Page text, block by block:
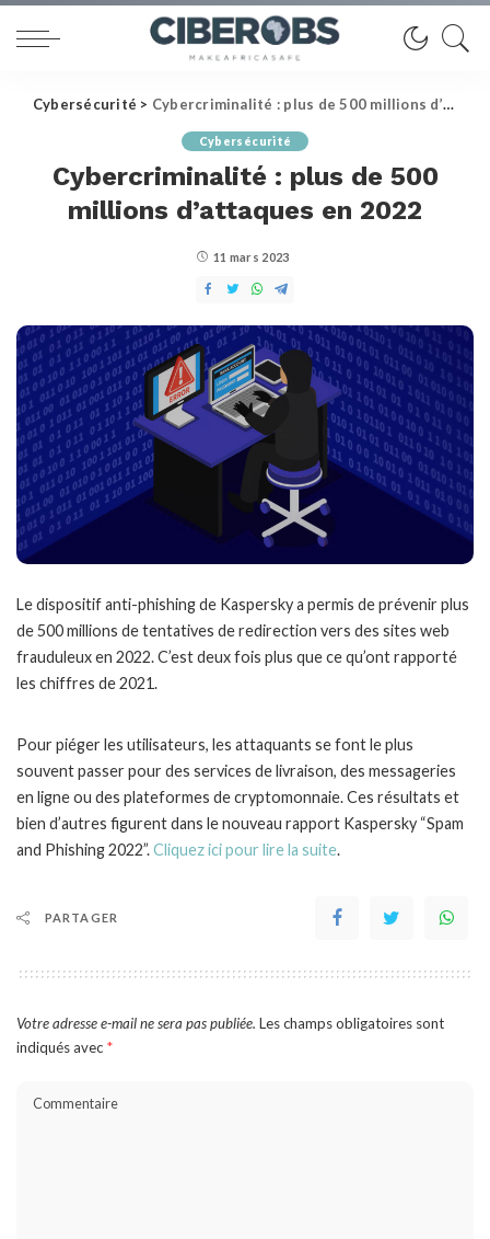
Cybersécurité > Cybercriminalité : plus de 500 millions d’attaques en 2022
Cybersécurité
Cybercriminalité : plus de 500
millions d’attaques en 2022
11 mars 2023
Le dispositif anti-phishing de Kaspersky a permis de prévenir plus
de 500 millions de tentatives de redirection vers des sites web
frauduleux en 2022. C’est deux fois plus que ce qu’ont rapporté
les chiffres de 2021.
Pour piéger les utilisateurs, les attaquants se font le plus
souvent passer pour des services de livraison, des messageries
en ligne ou des plateformes de cryptomonnaie. Ces résultats et
bien d’autres figurent dans le nouveau rapport Kaspersky “Spam
and Phishing 2022”.Cliquez ici pour lire la suite.
PARTAGER
Votre adresse e-mail ne sera pas publiée. Les champs obligatoires sont
indiqués avec *